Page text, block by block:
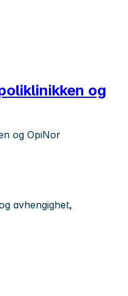
og
og OpiNor
avhengighet,